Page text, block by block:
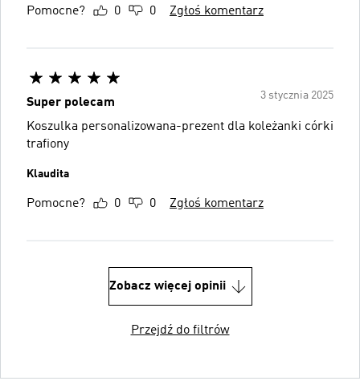
Pomocne? 0 0 Zgłoś komentarz
3 stycznia 2025
Super polecam
Koszulka personalizowana-prezent dla koleżanki córki
trafiony
Klaudita
Pomocne? 0 0 Zgłoś komentarz
Zobacz więcej opinii
Przejdź do filtrów